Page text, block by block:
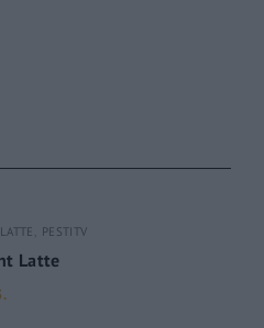
PESTITV
Latte